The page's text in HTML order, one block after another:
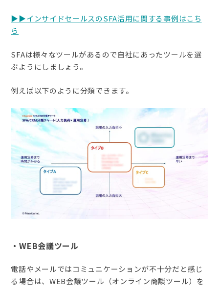
▶︎▶︎インサイドセールスのSFA活用に関する事例はこち
ら
SFAは様々なツールがあるので自社にあったツールを選
ぶようにしましょう。
例えば以下のように分類できます。
・WEB会議ツール
電話やメールではコミュニケーションが不十分だと感じ
る場合は、WEB会議ツール（オンライン商談ツール）を